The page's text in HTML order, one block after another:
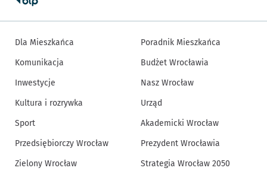
Dla Mieszkańca
Komunikacja
Inwestycje
Kultura i rozrywka
Sport
Przedsiębiorczy Wrocław
Zielony Wrocław
Poradnik Mieszkańca
Budżet Wrocławia
Nasz Wrocław
Urząd
Akademicki Wrocław
Prezydent Wrocławia
Strategia Wrocław 2050